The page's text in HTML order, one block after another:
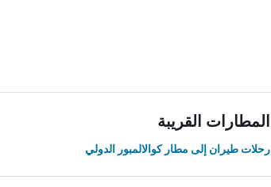
المطارات القريبة
رحلات طيران إلى مطار كوالالمبور الدولي